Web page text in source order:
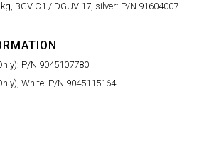
BGV C1 / DGUV 17, silver: P/N 91604007
P/N 9045107780
White: P/N 9045115164